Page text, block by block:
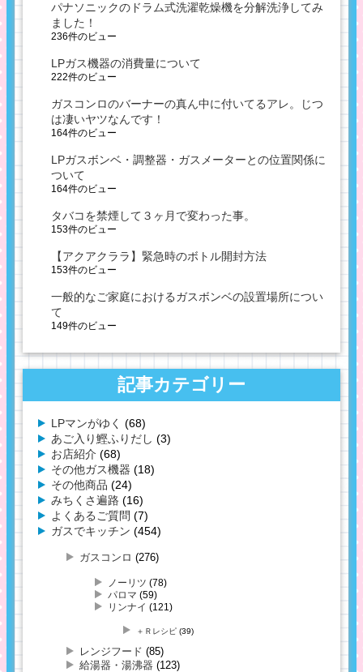
パナソニックのドラム式洗濯乾燥機を分解洗浄してみ
ました！
236件のビュー
LPガス機器の消費量について
222件のビュー
ガスコンロのバーナーの真ん中に付いてるアレ。じつ
は凄いヤツなんです！
164件のビュー
LPガスボンベ・調整器・ガスメーターとの位置関係に
ついて
164件のビュー
タバコを禁煙して３ヶ月で変わった事。
153件のビュー
【アクアクララ】緊急時のボトル開封方法
153件のビュー
一般的なご家庭におけるガスボンベの設置場所につい
て
149件のビュー
記事カテゴリー
LPマンがゆく (68)
あご入り鰹ふりだし (3)
お店紹介 (68)
その他ガス機器 (18)
その他商品 (24)
みちくさ遍路 (16)
よくあるご質問 (7)
ガスでキッチン (454)
ガスコンロ (276)
ノーリツ (78)
パロマ (59)
リンナイ (121)
＋Ｒレシピ (39)
レンジフード (85)
給湯器・湯沸器 (123)